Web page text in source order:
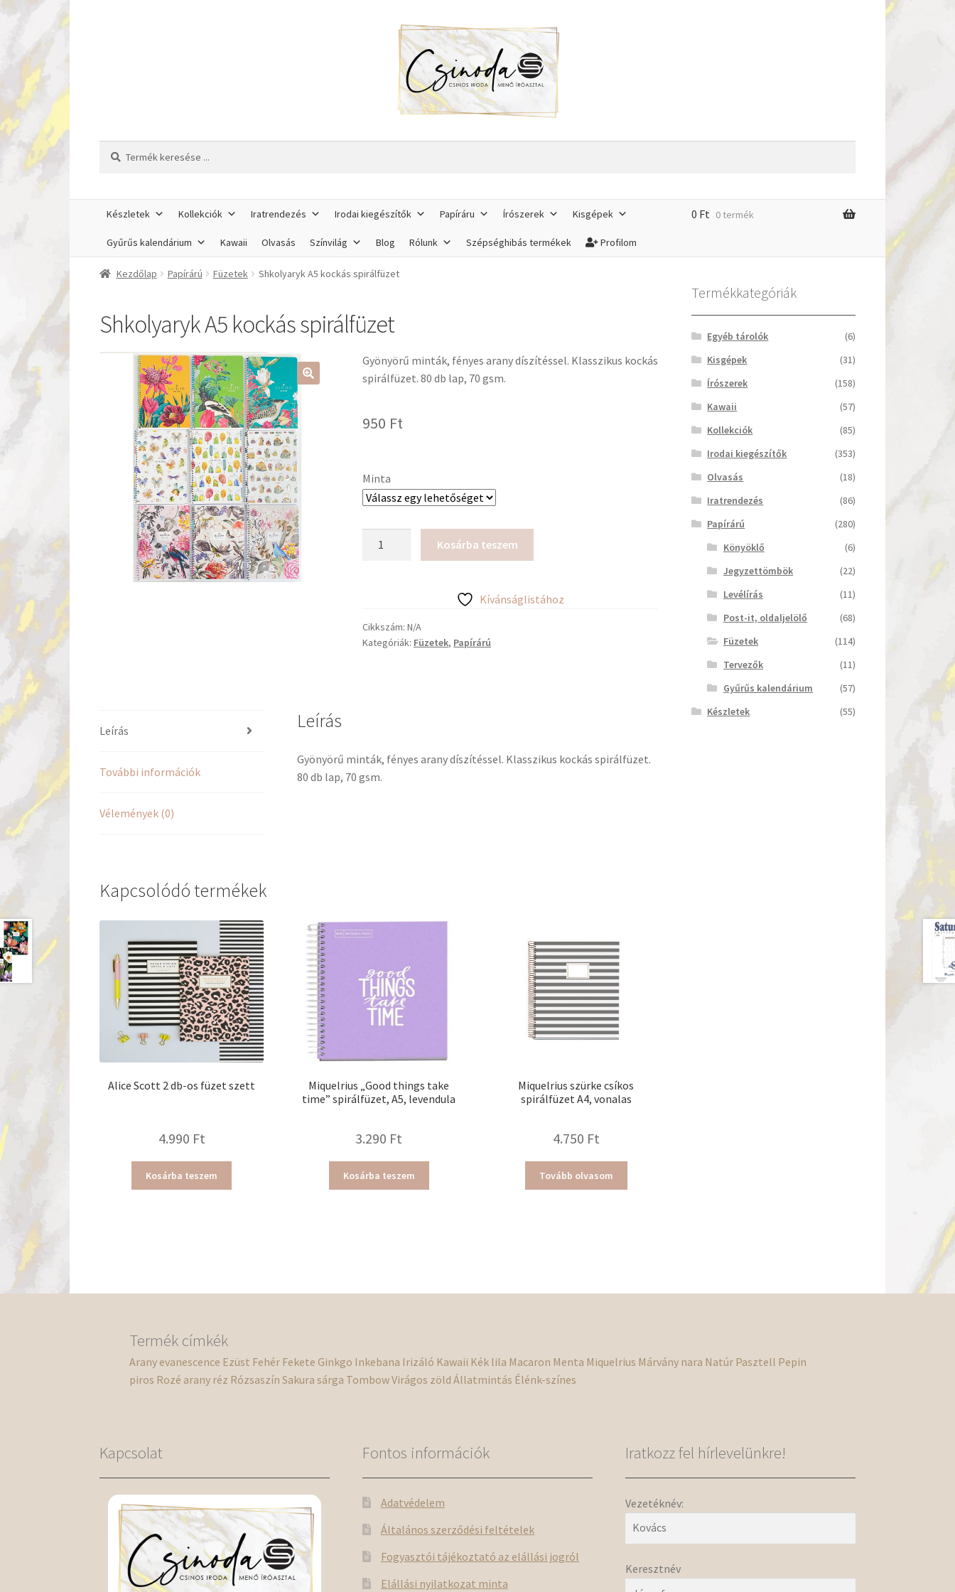
Készletek Kollekciók Iratrendezés Irodai kiegészítők Papíráru Írószerek Kisgépek
Gyűrűs kalendárium Kawaii Olvasás Színvilág Blog Rólunk Szépséghibás termékek Profilom
0 Ft 0 termék
Kezdőlap Papírárú Füzetek Shkolyaryk A5 kockás spirálfüzet
Shkolyaryk A5 kockás spirálfüzet
Gyönyörű minták, fényes arany díszítéssel. Klasszikus kockás
spirálfüzet. 80 db lap, 70 gsm.
950 Ft
Minta
Kosárba teszem
Kívánságlistához
Cikkszám:N/A
Kategóriák: Füzetek, Papírárú
Leírás
További információk
Vélemények (0)
Leírás
Gyönyörű minták, fényes arany díszítéssel. Klasszikus kockás spirálfüzet.
80 db lap, 70 gsm.
Kapcsolódó termékek
Alice Scott 2 db-os füzet szett
4.990 Ft
Kosárba teszem
Miquelrius „Good things take
time” spirálfüzet, A5, levendula
3.290 Ft
Kosárba teszem
Miquelrius szürke csíkos
spirálfüzet A4, vonalas
4.750 Ft
Tovább olvasom
Termékkategóriák
Egyéb tárolók
(6)
Kisgépek
(31)
Írószerek
(158)
Kawaii
(57)
Kollekciók
(85)
Irodai kiegészítők
(353)
Olvasás
(18)
Iratrendezés
(86)
Papírárú
(280)
Könyöklő
(6)
Jegyzettömbök
(22)
Levélírás
(11)
Post-it, oldaljelölő
(68)
Füzetek
(114)
Tervezők
(11)
Gyűrűs kalendárium
(57)
Készletek
(55)
Termék címkék
Arany evanescence Ezüst Fehér Fekete Ginkgo Inkebana Irizáló Kawaii Kék lila Macaron Menta Miquelrius Márvány nara Natúr Pasztell Pepin
piros Rozé arany réz Rózsaszín Sakura sárga TombowVirágos zöld Állatmintás Élénk-színes
Kapcsolat Fontos információk
Adatvédelem
Általános szerződési feltételek
Fogyasztói tájékoztató az elállási jogról
Elállási nyilatkozat minta
Iratkozz fel hírlevelünkre!
Vezetéknév:
Keresztnév